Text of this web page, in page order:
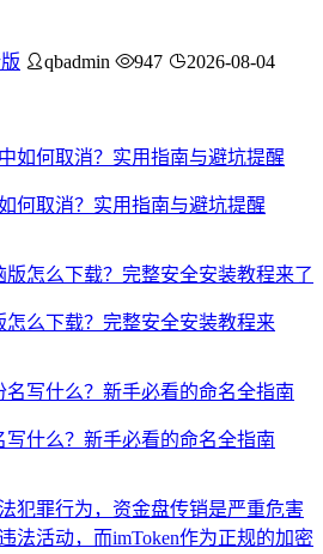
qbadmin 947 2026-08-04
何取消？实用指南与避坑提醒
怎么下载？完整安全安装教程来
写什么？新手必看的命名全指南